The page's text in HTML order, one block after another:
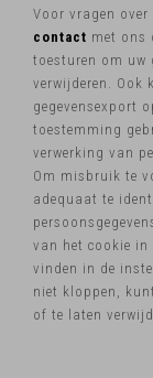
Voor vragen
contact met ons
toesturen om uw
verwijderen. Ook
gegevensexport
toestemming
verwerking van
Om misbruik te
adequaat te
van het cookie in
vinden in de
niet kloppen,
of te laten